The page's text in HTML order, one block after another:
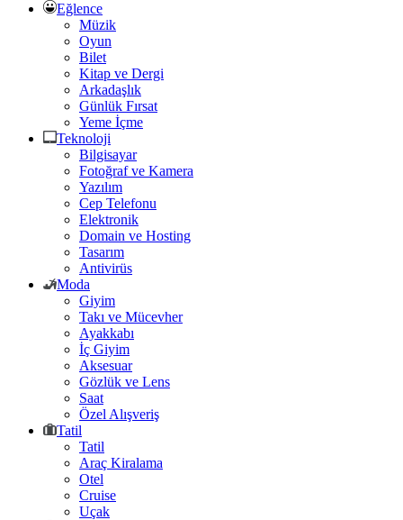
Eğlence
Müzik
Oyun
Bilet
Kitap ve Dergi
Arkadaşlık
Günlük Fırsat
Yeme İçme
Teknoloji
Bilgisayar
Fotoğraf ve Kamera
Yazılım
Cep Telefonu
Elektronik
Domain ve Hosting
Tasarım
Antivirüs
Moda
Giyim
Takı ve Mücevher
Ayakkabı
İç Giyim
Aksesuar
Gözlük ve Lens
Saat
Özel Alışveriş
Tatil
Tatil
Araç Kiralama
Otel
Cruise
Uçak